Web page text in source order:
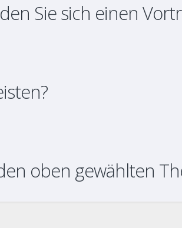
Sie sich einen
oben gewählten